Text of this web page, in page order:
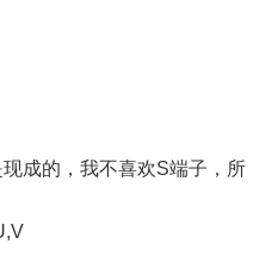
成的，我不喜欢S端子，所